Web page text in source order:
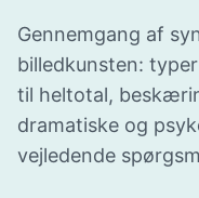
Gennemgang af
billedkunsten:
til heltotal,
dramatiske og
vejledende